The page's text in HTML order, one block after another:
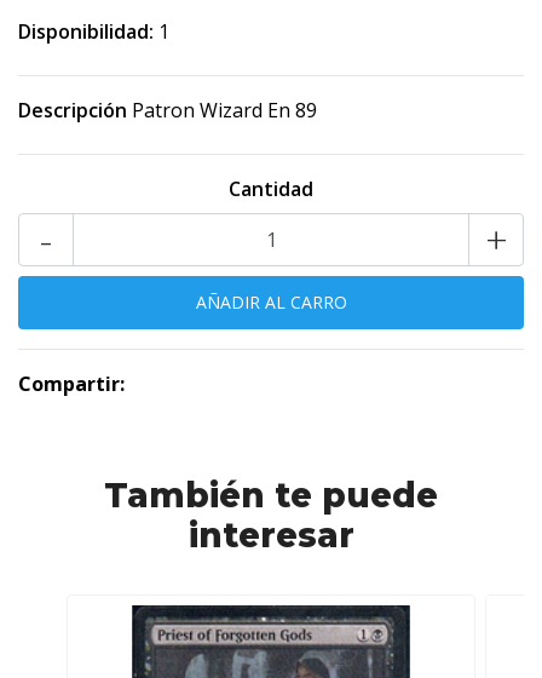
Disponibilidad: 1
Descripción Patron Wizard En 89
Cantidad
+
-
Compartir:
También te puede
interesar